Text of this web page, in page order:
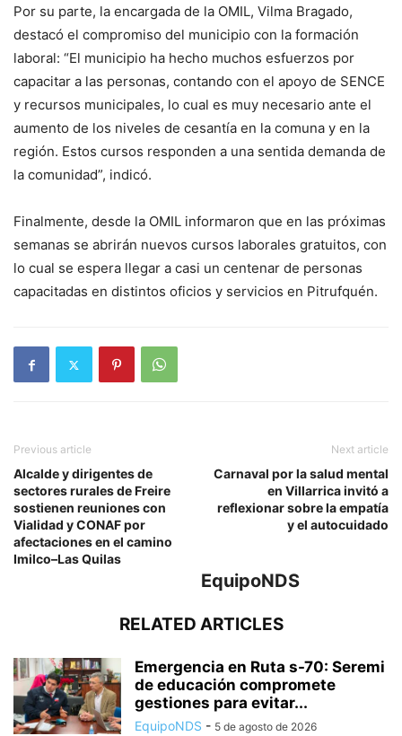
Por su parte, la encargada de la OMIL, Vilma Bragado,
destacó el compromiso del municipio con la formación
laboral: “El municipio ha hecho muchos esfuerzos por
capacitar a las personas, contando con el apoyo de SENCE
y recursos municipales, lo cual es muy necesario ante el
aumento de los niveles de cesantía en la comuna y en la
región. Estos cursos responden a una sentida demanda de
la comunidad”, indicó.
Finalmente, desde la OMIL informaron que en las próximas
semanas se abrirán nuevos cursos laborales gratuitos, con
lo cual se espera llegar a casi un centenar de personas
capacitadas en distintos oficios y servicios en Pitrufquén.
Previous article
Alcalde y dirigentes de
sectores rurales de Freire
sostienen reuniones con
Vialidad y CONAF por
afectaciones en el camino
Imilco–Las Quilas
Next article
Carnaval por la salud mental
en Villarrica invitó a
reflexionar sobre la empatía
y el autocuidado
EquipoNDS
RELATED ARTICLES
Emergencia en Ruta s-70: Seremi
de educación compromete
gestiones para evitar...
EquipoNDS - 5 de agosto de 2026